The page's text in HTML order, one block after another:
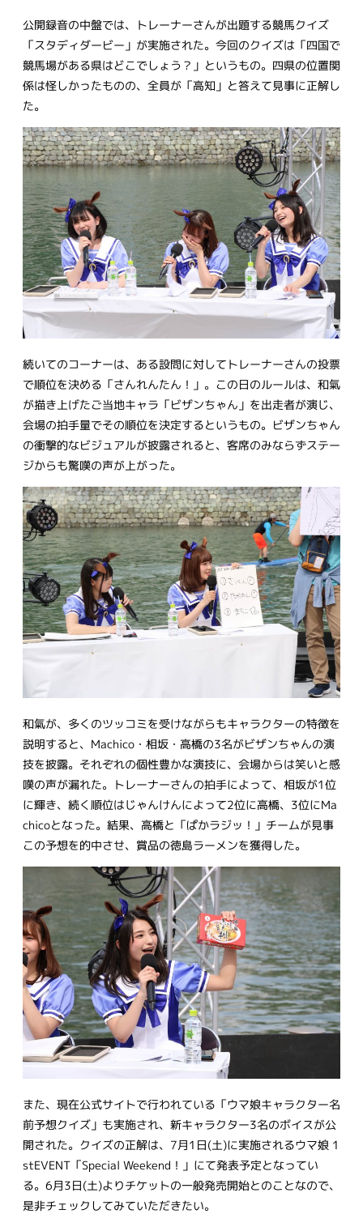
公開録音の中盤では、トレーナーさんが出題する競馬クイズ
「スタディダービー」が実施された。今回のクイズは「四国で
競馬場がある県はどこでしょう？」というもの。四県の位置関
係は怪しかったものの、全員が「高知」と答えて見事に正解し
た。
続いてのコーナーは、ある設問に対してトレーナーさんの投票
で順位を決める「さんれんたん！」。この日のルールは、和氣
が描き上げたご当地キャラ「ビザンちゃん」を出走者が演じ、
会場の拍手量でその順位を決定するというもの。ビザンちゃん
の衝撃的なビジュアルが披露されると、客席のみならずステー
ジからも驚嘆の声が上がった。
和氣が、多くのツッコミを受けながらもキャラクターの特徴を
説明すると、Machico・相坂・高橋の3名がビザンちゃんの演
技を披露。それぞれの個性豊かな演技に、会場からは笑いと感
嘆の声が漏れた。トレーナーさんの拍手によって、相坂が1位
に輝き、続く順位はじゃんけんによって2位に高橋、3位にMa
chicoとなった。結果、高橋と「ぱかラジッ！」チームが見事
この予想を的中させ、賞品の徳島ラーメンを獲得した。
また、現在公式サイトで行われている「ウマ娘キャラクター名
前予想クイズ」も実施され、新キャラクター3名のボイスが公
開された。クイズの正解は、7月1日(土)に実施されるウマ娘 1
stEVENT「Special Weekend！」にて発表予定となってい
る。6月3日(土)よりチケットの一般発売開始とのことなので、
是非チェックしてみていただきたい。